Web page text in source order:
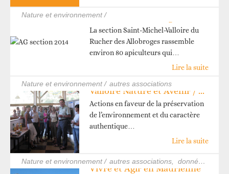
nature et environnement /
La section Saint-Michel-Valloire du
Rucher des Allobroges rassemble
environ 80 apiculteurs qui…
Lire la suite
nature et environnement / autres associations
Valloire Nature et Avenir / VNEA
Actions en faveur de la préservation
de l’environnement et du caractère
authentique…
Lire la suite
nature et environnement / autres associations données_lafourmilière
Vivre et Agir en Maurienne